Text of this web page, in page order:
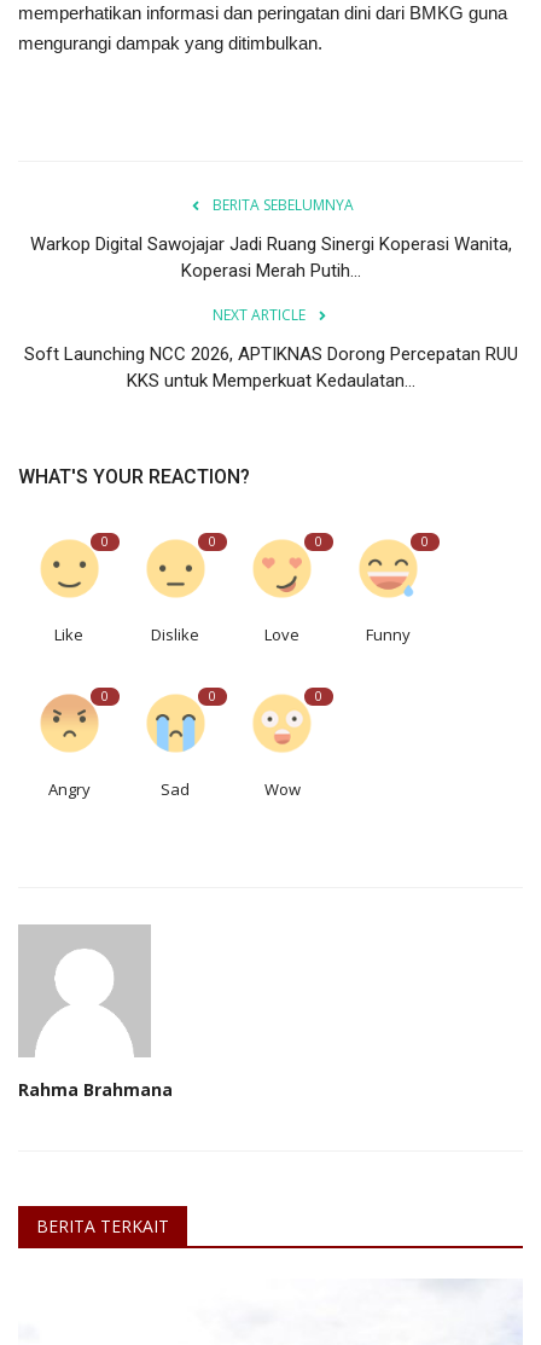
memperhatikan informasi dan peringatan dini dari BMKG guna
mengurangi dampak yang ditimbulkan.
BERITA SEBELUMNYA
Warkop Digital Sawojajar Jadi Ruang Sinergi Koperasi Wanita,
Koperasi Merah Putih...
NEXT ARTICLE
Soft Launching NCC 2026, APTIKNAS Dorong Percepatan RUU
KKS untuk Memperkuat Kedaulatan...
WHAT'S YOUR REACTION?
0
Like
0
Dislike
0
Love
0
Funny
0
Angry
0
Sad
0
Wow
Rahma Brahmana
BERITA TERKAIT